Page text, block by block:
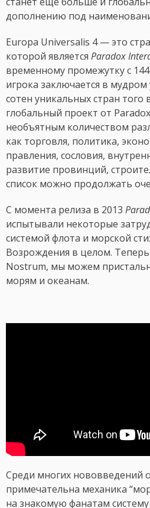
дополнению под
Europa Universalis 4 — это
которой является Paradox
временному промежутку с
игрока заключается в
сотен уникальных стран
глобальный проект от
необъятным количеством
как торговля, политика,
правления, сословия,
развитие провинций,
список можно продолжать
С момента релиза в 2013
испытывали некоторые
системой флота и морской
Возрождения в целом.
Nostrum, мы можем
морям и океанам.
Среди многих нововведений
примечательна механика
на знакомую фанатам систему